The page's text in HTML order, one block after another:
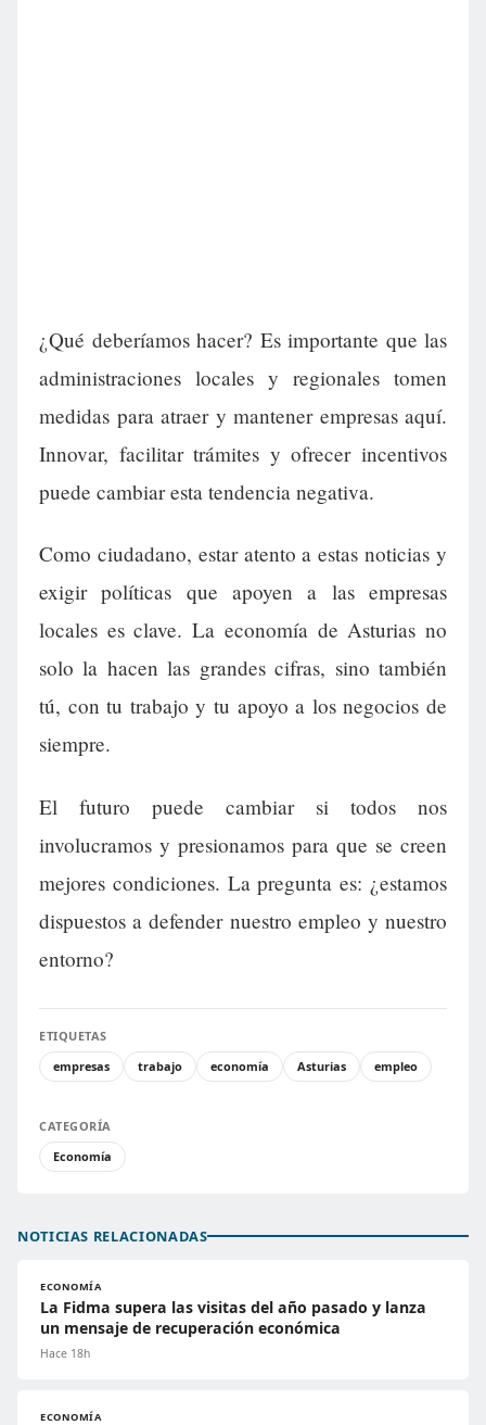
¿Qué deberíamos hacer? Es importante que las
administraciones locales y regionales tomen
medidas para atraer y mantener empresas aquí.
Innovar, facilitar trámites y ofrecer incentivos
puede cambiar esta tendencia negativa.
Como ciudadano, estar atento a estas noticias y
exigir políticas que apoyen a las empresas
locales es clave. La economía de Asturias no
solo la hacen las grandes cifras, sino también
tú, con tu trabajo y tu apoyo a los negocios de
siempre.
El futuro puede cambiar si todos nos
involucramos y presionamos para que se creen
mejores condiciones. La pregunta es: ¿estamos
dispuestos a defender nuestro empleo y nuestro
entorno?
ETIQUETAS
empresas
trabajo economía Asturias empleo
CATEGORÍA
Economía
NOTICIAS RELACIONADAS
ECONOMÍA
La Fidma supera las visitas del año pasado y lanza
un mensaje de recuperación económica
Hace 18h
ECONOMÍA